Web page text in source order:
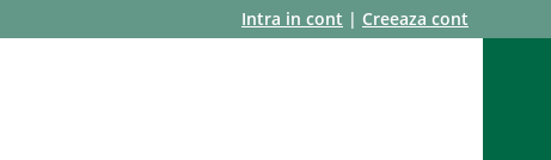
Intra in cont | Creeaza cont